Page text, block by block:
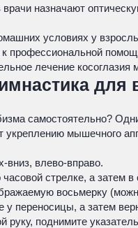
назначают
условиях у
профессиональной
лечение
для
самостоятельно?
укреплению мышечного
вниз, влево-вправо.
стрелке, а затем
восьмерку
у переносицы, а затем
руку, поднимите